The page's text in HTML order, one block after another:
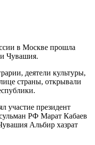
в Москве прошла
Чувашия.
деятели культуры,
страны, открывали
участие президент
РФ Марат Кабаев
Альбир хазрат